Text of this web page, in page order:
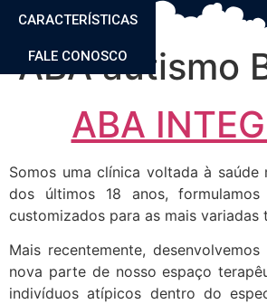
CARACTERÍSTICAS
FALE CONOSCO
ABA autismo
ABA
Somos uma clínica voltada à saúde
dos últimos 18 anos,
customizados para as mais variadas
Mais recentemente,
nova parte de nosso espaço
indivíduos atípicos dentro do